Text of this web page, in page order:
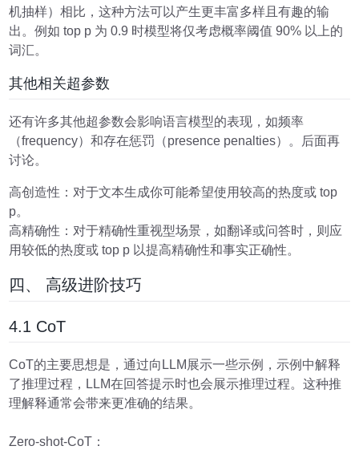
机抽样）相比，这种方法可以产生更丰富多样且有趣的输
出。例如 top p 为 0.9 时模型将仅考虑概率阈值 90% 以上的
词汇。
其他相关超参数
还有许多其他超参数会影响语言模型的表现，如频率
（frequency）和存在惩罚（presence penalties）。后面再
讨论。
高创造性：对于文本生成你可能希望使用较高的热度或 top
p。
高精确性：对于精确性重视型场景，如翻译或问答时，则应
用较低的热度或 top p 以提高精确性和事实正确性。
四、 高级进阶技巧
4.1 CoT
CoT的主要思想是，通过向LLM展示一些示例，示例中解释
了推理过程，LLM在回答提示时也会展示推理过程。这种推
理解释通常会带来更准确的结果。
Zero-shot-CoT：